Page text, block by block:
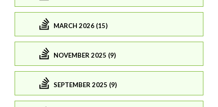
MARCH 2026 (15)
NOVEMBER 2025 (9)
SEPTEMBER 2025 (9)